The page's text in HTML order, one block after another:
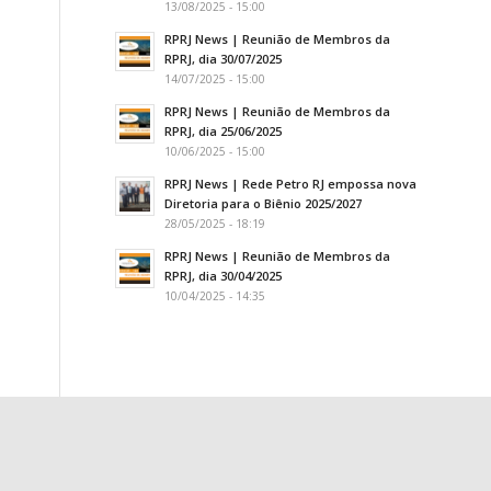
13/08/2025 - 15:00
RPRJ News | Reunião de Membros da
RPRJ, dia 30/07/2025
14/07/2025 - 15:00
RPRJ News | Reunião de Membros da
RPRJ, dia 25/06/2025
10/06/2025 - 15:00
RPRJ News | Rede Petro RJ empossa nova
Diretoria para o Biênio 2025/2027
28/05/2025 - 18:19
RPRJ News | Reunião de Membros da
RPRJ, dia 30/04/2025
10/04/2025 - 14:35